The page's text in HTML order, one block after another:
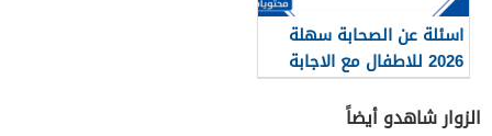
اسئلة عن الصحابة سهلة
2026 للاطفال مع الاجابة
الزوار شاهدو أيضاً